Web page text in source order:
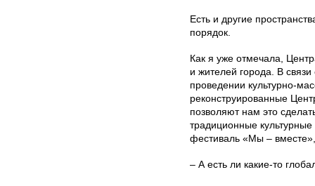
Есть и другие
порядок.
Как я уже отмечала,
и жителей города. В связи
проведении культурно-
реконструированные
позволяют нам это
традиционные
фестиваль «Мы –
– А есть ли какие-то